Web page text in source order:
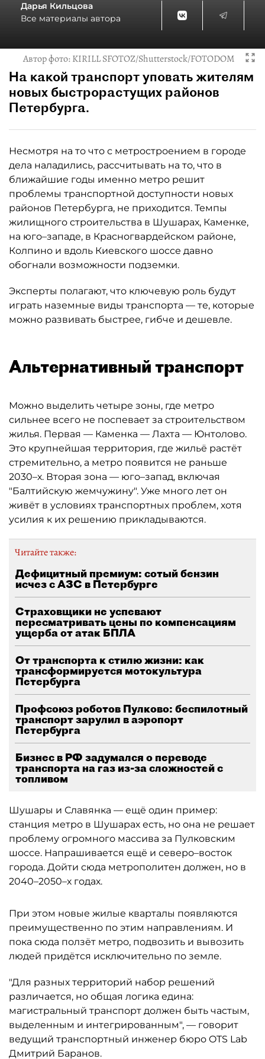
Дарья Кильцова
Все материалы автора
Автор фото:KIRILL SFOTOZ/Shutterstock/FOTODOM
На какой транспорт уповать жителям
новых быстрорастущих районов
Петербурга.
Несмотря на то что с метростроением в городе
дела наладились, рассчитывать на то, что в
ближайшие годы именно метро решит
проблемы транспортной доступности новых
районов Петербурга, не приходится. Темпы
жилищного строительства в Шушарах, Каменке,
на юго–западе, в Красногвардейском районе,
Колпино и вдоль Киевского шоссе давно
обогнали возможности подземки.
Эксперты полагают, что ключевую роль будут
играть наземные виды транспорта — те, которые
можно развивать быстрее, гибче и дешевле.
Альтернативный транспорт
Можно выделить четыре зоны, где метро
сильнее всего не поспевает за строительством
жилья. Первая — Каменка — Лахта — Юнтолово.
Это крупнейшая территория, где жильё растёт
стремительно, а метро появится не раньше
2030–х. Вторая зона — юго–запад, включая
"Балтийскую жемчужину". Уже много лет он
живёт в условиях транспортных проблем, хотя
усилия к их решению прикладываются.
Читайте также:
Дефицитный премиум: сотый бензин
исчез с АЗС в Петербурге
Страховщики не успевают
пересматривать цены по компенсациям
ущерба от атак БПЛА
От транспорта к стилю жизни: как
трансформируется мотокультура
Петербурга
Профсоюз роботов Пулково: беспилотный
транспорт зарулил в аэропорт
Петербурга
Бизнес в РФ задумался о переводе
транспорта на газ из-за сложностей с
топливом
Шушары и Славянка — ещё один пример:
станция метро в Шушарах есть, но она не решает
проблему огромного массива за Пулковским
шоссе. Напрашивается ещё и северо–восток
города. Дойти сюда метрополитен должен, но в
2040–2050–х годах.
При этом новые жилые кварталы появляются
преимущественно по этим направлениям. И
пока сюда ползёт метро, подвозить и вывозить
людей придётся исключительно по земле.
"Для разных территорий набор решений
различается, но общая логика едина:
магистральный транспорт должен быть частым,
выделенным и интегрированным", — говорит
ведущий транспортный инженер бюро OTS Lab
Дмитрий Баранов.